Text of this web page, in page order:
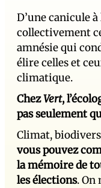
D’une canicule
collectivement
amnésie qui
élire celles et
climatique.
ChezVert,
pas seulement
Climat,
vous pouvez
la mémoire de
les élections. On